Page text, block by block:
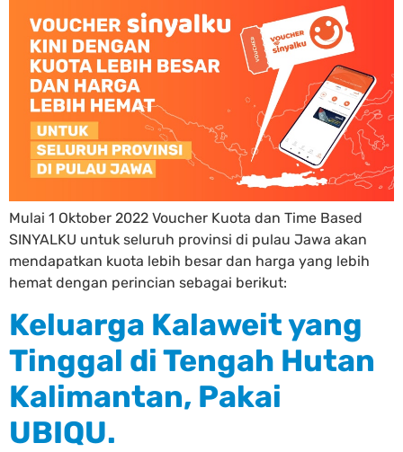
Mulai 1 Oktober 2022 Voucher Kuota dan Time Based
SINYALKU untuk seluruh provinsi di pulau Jawa akan
mendapatkan kuota lebih besar dan harga yang lebih
hemat dengan perincian sebagai berikut:
Keluarga Kalaweit yang
Tinggal di Tengah Hutan
Kalimantan, Pakai
UBIQU.